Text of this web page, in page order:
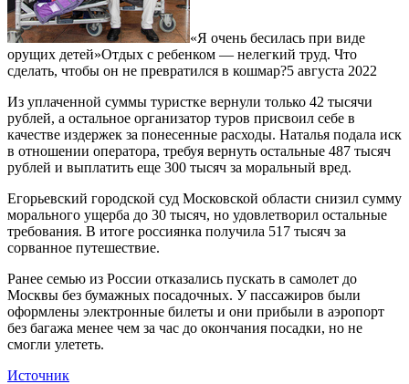
«Я очень бесилась при виде
орущих детей»Отдых с ребенком — нелегкий труд. Что
сделать, чтобы он не превратился в кошмар?5 августа 2022
Из уплаченной суммы туристке вернули только 42 тысячи
рублей, а остальное организатор туров присвоил себе в
качестве издержек за понесенные расходы. Наталья подала иск
в отношении оператора, требуя вернуть остальные 487 тысяч
рублей и выплатить еще 300 тысяч за моральный вред.
Егорьевский городской суд Московской области снизил сумму
морального ущерба до 30 тысяч, но удовлетворил остальные
требования. В итоге россиянка получила 517 тысяч за
сорванное путешествие.
Ранее семью из России отказались пускать в самолет до
Москвы без бумажных посадочных. У пассажиров были
оформлены электронные билеты и они прибыли в аэропорт
без багажа менее чем за час до окончания посадки, но не
смогли улететь.
Источник